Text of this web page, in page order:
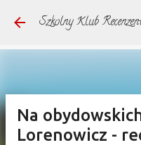
Przejdź do
Szkolny Klub
Na
Lorenowicz -